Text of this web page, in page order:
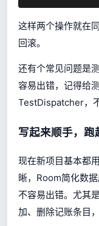
这样两个操作就在
回滚。
还有个常见问题是
容易出错，记得给
TestDispatcher，
写起来顺手，跑
现在新项目基本都
晰，Room简化数
不容易出错。尤其
加、删除记账条目